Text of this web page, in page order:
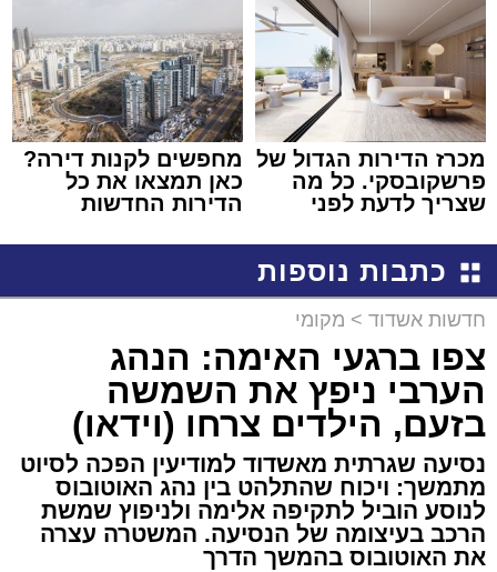
מכרז הדירות הגדול של
פרשקובסקי. כל מה
שצריך לדעת לפני
באשדוד
מחפשים לקנות דירה?
כאן תמצאו את כל
הדירות החדשות
כתבות נוספות
חדשות אשדוד > מקומי
צפו ברגעי האימה: הנהג
הערבי ניפץ את השמשה
בזעם, הילדים צרחו (וידאו)
נסיעה שגרתית מאשדוד למודיעין הפכה לסיוט
מתמשך: ויכוח שהתלהט בין נהג האוטובוס
לנוסע הוביל לתקיפה אלימה ולניפוץ שמשת
הרכב בעיצומה של הנסיעה. המשטרה עצרה
את האוטובוס בהמשך הדרך